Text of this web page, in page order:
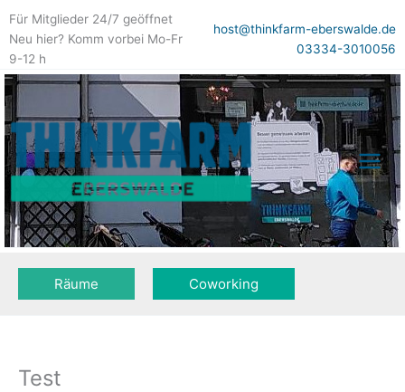
Für Mitglieder 24/7 geöffnet
Neu hier? Komm vorbei Mo-Fr
9-12 h
host@thinkfarm-eberswalde.de
03334-3010056
Räume Coworking
Test